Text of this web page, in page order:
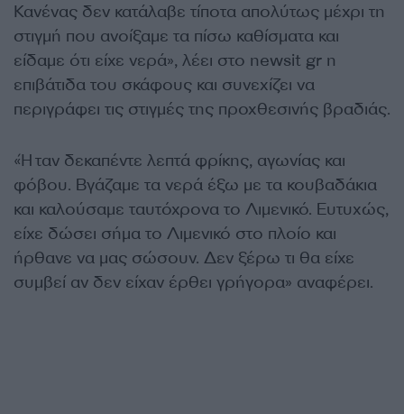
Κανένας δεν κατάλαβε τίποτα απολύτως μέχρι τη
στιγμή που ανοίξαμε τα πίσω καθίσματα και
είδαμε ότι είχε νερά», λέει στο newsit gr η
επιβάτιδα του σκάφους και συνεχίζει να
περιγράφει τις στιγμές της προχθεσινής βραδιάς.
«Ήταν δεκαπέντε λεπτά φρίκης, αγωνίας και
φόβου. Βγάζαμε τα νερά έξω με τα κουβαδάκια
και καλούσαμε ταυτόχρονα το Λιμενικό. Ευτυχώς,
είχε δώσει σήμα το Λιμενικό στο πλοίο και
ήρθανε να μας σώσουν. Δεν ξέρω τι θα είχε
συμβεί αν δεν είχαν έρθει γρήγορα» αναφέρει.